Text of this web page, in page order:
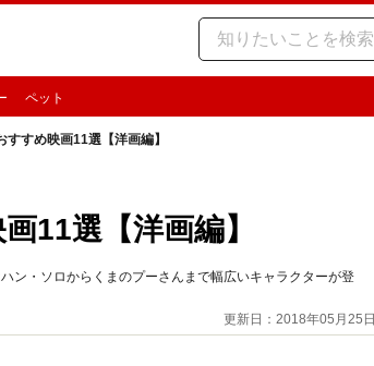
ペット
すめ映画11選【洋画編】
11選【洋画編】
ン・ソロからくまのプーさんまで幅広いキャラクターが登
更新日：2018年05月25日